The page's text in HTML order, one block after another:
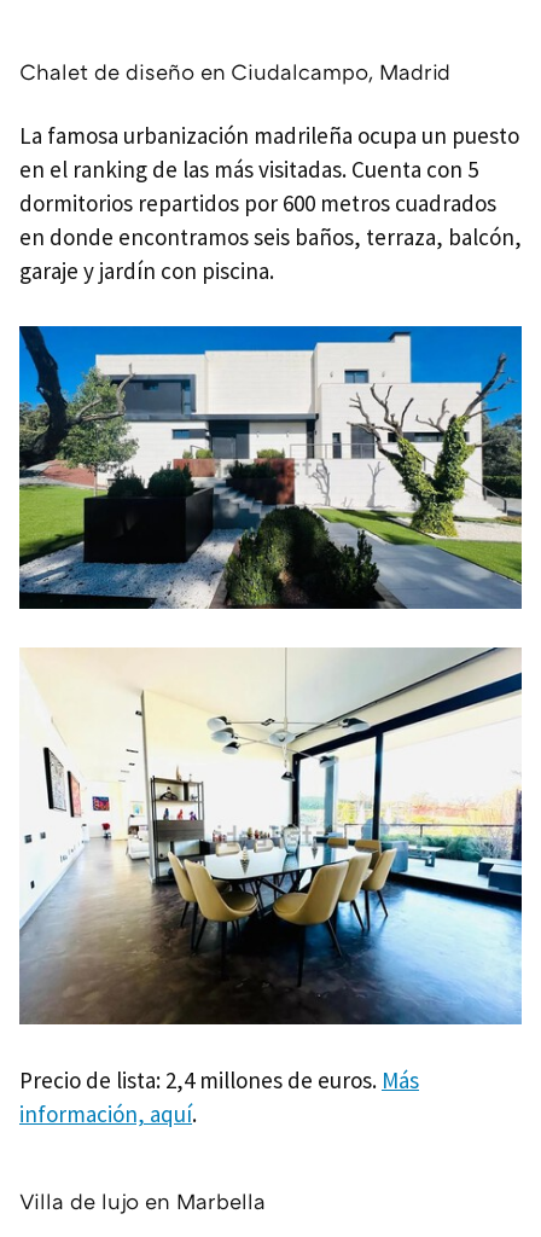
Chalet de diseño en Ciudalcampo, Madrid
La famosa urbanización madrileña ocupa un puesto
en el ranking de las más visitadas. Cuenta con 5
dormitorios repartidos por 600 metros cuadrados
en donde encontramos seis baños, terraza, balcón,
garaje y jardín con piscina.
Precio de lista: 2,4 millones de euros. Más
información, aquí.
Villa de lujo en Marbella